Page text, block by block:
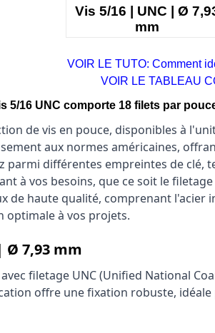
Vis 5/16 | UNC | Ø
mm
VOIR LE TUTO: Comment
VOIR LE TABLEAU
5/16 UNC comporte 18 filets par
de vis en pouce, disponibles à
aux normes américaines,
parmi différentes empreintes de clé,
à vos besoins, que ce soit le
de haute qualité, comprenant
optimale à vos projets.
Ø 7,93 mm
filetage UNC (Unified National
offre une fixation robuste,